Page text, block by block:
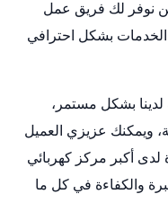
نوفر لك فريق عمل
بشكل احترافي
بشكل مستمر،
ويمكنك عزيزي العميل
لدى أكبر مركز كهربائي
والكفاءة في كل ما